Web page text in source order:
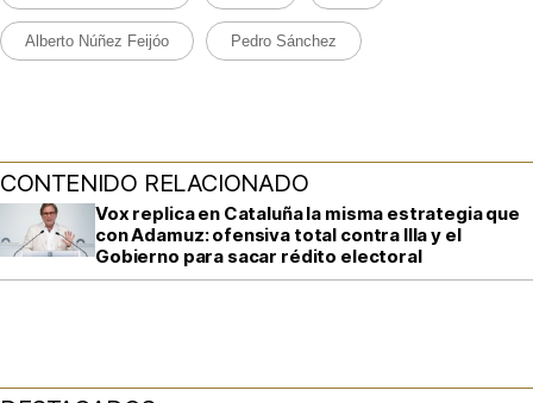
Alberto Núñez Feijóo Pedro Sánchez
CONTENIDO RELACIONADO
Vox replica en Cataluña la misma estrategia que
con Adamuz: ofensiva total contra Illa y el
Gobierno para sacar rédito electoral